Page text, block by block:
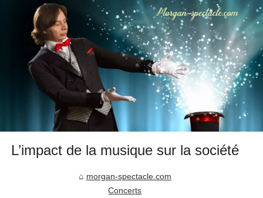
L’impact de la musique sur la société
morgan-spectacle.com
Concerts